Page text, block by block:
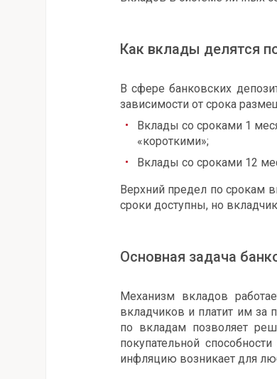
Как вклады делятся
В сфере банковских
зависимости от срока
Вклады со сроками 1
«короткими»;
Вклады со сроками 12
Верхний предел по срокам
сроки доступны, но
Основная задача
Механизм вкладов
вкладчиков и платит им за
по вкладам позволяет
покупательной
инфляцию возникает для